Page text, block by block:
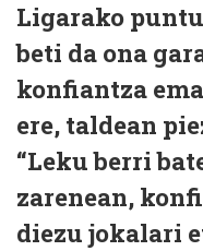
Ligarako
beti da ona
konfiantza
ere, taldean
“Leku berri
zarenean,
diezu jokalari